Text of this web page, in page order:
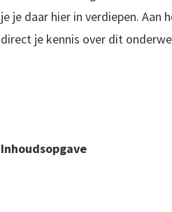
je je daar hier in verdiepen. Aan
direct je kennis over dit
Inhoudsopgave